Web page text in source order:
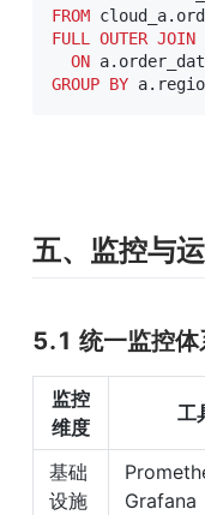
FROM cloud_a.
FULL
OUTER JOIN
ON a.
GROUP BY a.
五、监控与
5.1 统一监控体
监控
维度
工
基础
设施
Grafana